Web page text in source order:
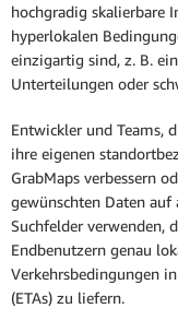
hochgradig skalierbare
hyperlokalen
einzigartig sind, z. B.
Unterteilungen oder
Entwickler und Teams,
ihre eigenen
GrabMaps verbessern
gewünschten Daten auf
Suchfelder verwenden,
Endbenutzern genau
Verkehrsbedingungen
(ETAs) zu liefern.